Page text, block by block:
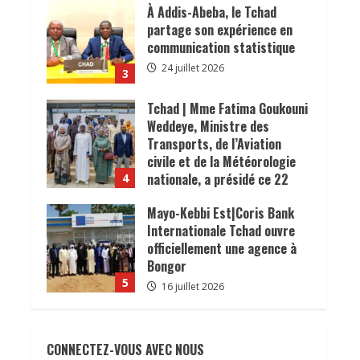
𝐜𝐨𝐧𝐬𝐨𝐦𝐦𝐚𝐭𝐞𝐮𝐫𝐬.
24 juillet 2026
3
À Addis-Abeba, le Tchad
partage son expérience en
communication statistique
24 juillet 2026
4
Tchad | Mme Fatima Goukouni
Weddeye, Ministre des
Transports, de l’Aviation
civile et de la Météorologie
nationale, a présidé ce 22
interministérielle consacrée
à la mise en œuvre de la
décision du président de la
République, le Maréchal
Mahamat Idriss Déby Itno,
5
Mayo-Kebbi Est|Coris Bank
Internationale Tchad ouvre
officiellement une agence à
Bongor
16 juillet 2026
𝐚𝐬𝐬𝐨𝐜𝐢é𝐬 𝐚𝐮𝐱 𝐚𝐜𝐭𝐢𝐨𝐧𝐬 𝐝𝐞
CONNECTEZ-VOUS AVEC NOUS